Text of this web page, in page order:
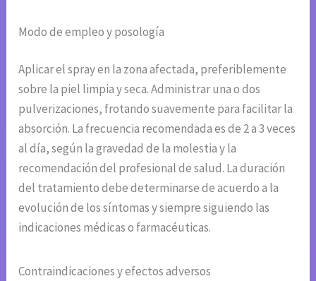
Modo de empleo y posología
Aplicar el spray en la zona afectada, preferiblemente
sobre la piel limpia y seca. Administrar una o dos
pulverizaciones, frotando suavemente para facilitar la
absorción. La frecuencia recomendada es de 2 a 3 veces
al día, según la gravedad de la molestia y la
recomendación del profesional de salud. La duración
del tratamiento debe determinarse de acuerdo a la
evolución de los síntomas y siempre siguiendo las
indicaciones médicas o farmacéuticas.
Contraindicaciones y efectos adversos